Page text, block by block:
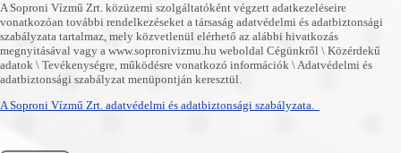
A Soproni Vízmű Zrt. közüzemi szolgáltatóként végzett adatkezeléseire
vonatkozóan további rendelkezéseket a társaság adatvédelmi és adatbiztonsági
szabályzata tartalmaz, mely közvetlenül elérhető az alábbi hivatkozás
megnyitásával vagy a www.sopronivizmu.hu weboldal Cégünkről \ Közérdekű
adatok \ Tevékenységre, működésre vonatkozó információk \ Adatvédelmi és
adatbiztonsági szabályzat menüpontján keresztül.
A Soproni Vízmű Zrt. adatvédelmi és adatbiztonsági szabályzata.